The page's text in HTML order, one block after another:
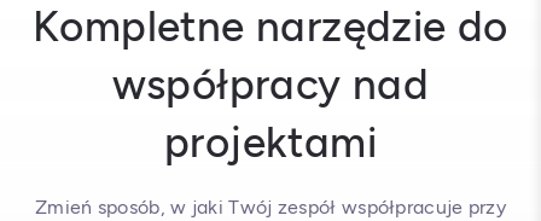
Kompletne narzędzie do
współpracy nad
projektami
Zmień sposób, w jaki Twój zespół współpracuje przy